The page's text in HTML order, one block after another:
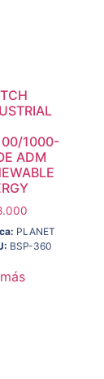
1000-
ADM
PLANET
BSP-360